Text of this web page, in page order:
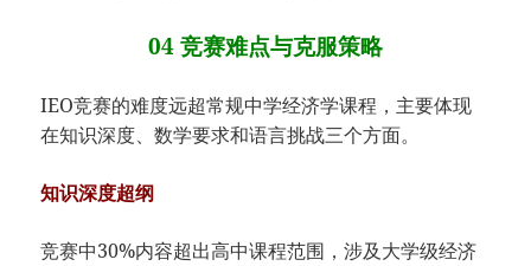
04 竞赛难点与克服策略
IEO竞赛的难度远超常规中学经济学课程，主要体现
在知识深度、数学要求和语言挑战三个方面。
知识深度超纲
竞赛中30%内容超出高中课程范围，涉及大学级经济